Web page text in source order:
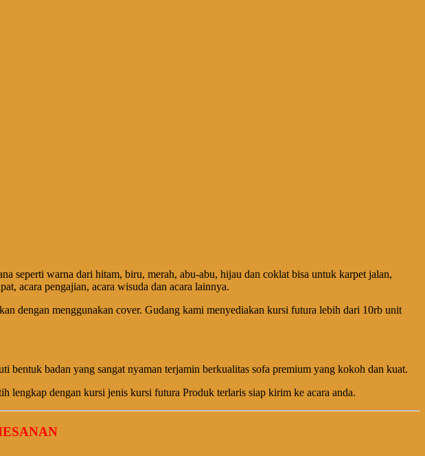
seperti warna dari hitam, biru, merah, abu-abu, hijau dan coklat bisa untuk karpet jalan,
acara pengajian, acara wisuda dan acara lainnya.
dengan menggunakan cover. Gudang kami menyediakan kursi futura lebih dari 10rb unit
bentuk badan yang sangat nyaman terjamin berkualitas sofa premium yang kokoh dan kuat.
dengan kursi jenis kursi futura Produk terlaris siap kirim ke acara anda.